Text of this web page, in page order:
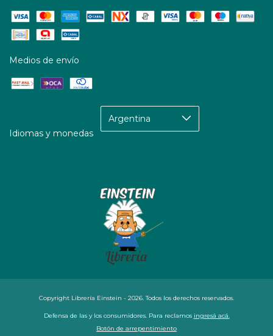
Medios de envío
Idiomas y monedas
Copyright Librería Einstein - 2026. Todos los derechos reservados.
Defensa de las y los consumidores. Para reclamos ingresá acá.
Botón de arrepentimiento